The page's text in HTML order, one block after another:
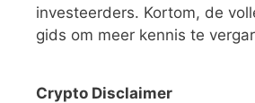
investeerders. Kortom, de
gids om meer kennis te
Crypto Disclaimer